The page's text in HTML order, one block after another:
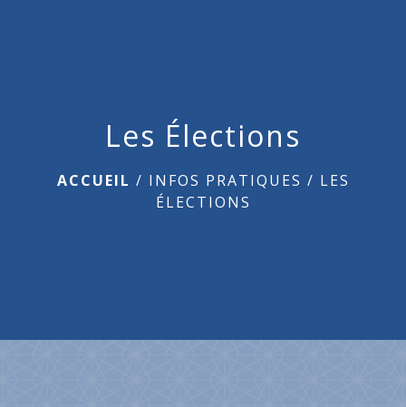
Les Élections
ACCUEIL / INFOS PRATIQUES / LES
ÉLECTIONS